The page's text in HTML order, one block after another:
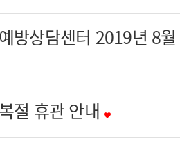
방상담센터 2019년 8
절 휴관 안내